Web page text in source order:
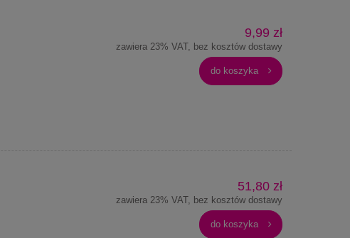
9,99 zł
zawiera 23% VAT, bez kosztów dostawy
do koszyka
51,80 zł
zawiera 23% VAT, bez kosztów dostawy
do koszyka